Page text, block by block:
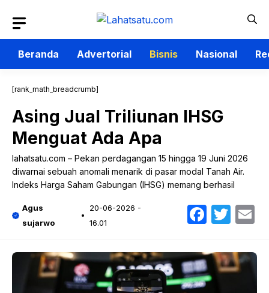
isi
Beranda
Advertorial Bisnis Nasional
[rank_math_breadcrumb]
Asing Jual Triliunan IHSG
Menguat Ada Apa
lahatsatu.com – Pekan perdagangan 15 hingga 19 Juni 2026
diwarnai sebuah anomali menarik di pasar modal Tanah Air.
Indeks Harga Saham Gabungan (IHSG) memang berhasil
Agus
sujarwo
20-06-2026 -
16.01